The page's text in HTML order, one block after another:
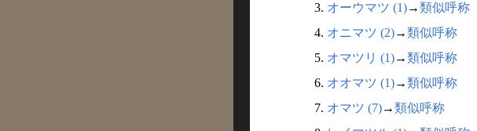
3. オーウマツ (1)→類似呼称
4. オニマツ (2)→類似呼称
5. オマツリ (1)→類似呼称
6. オオマツ (1)→類似呼称
7. オマツ (7)→類似呼称